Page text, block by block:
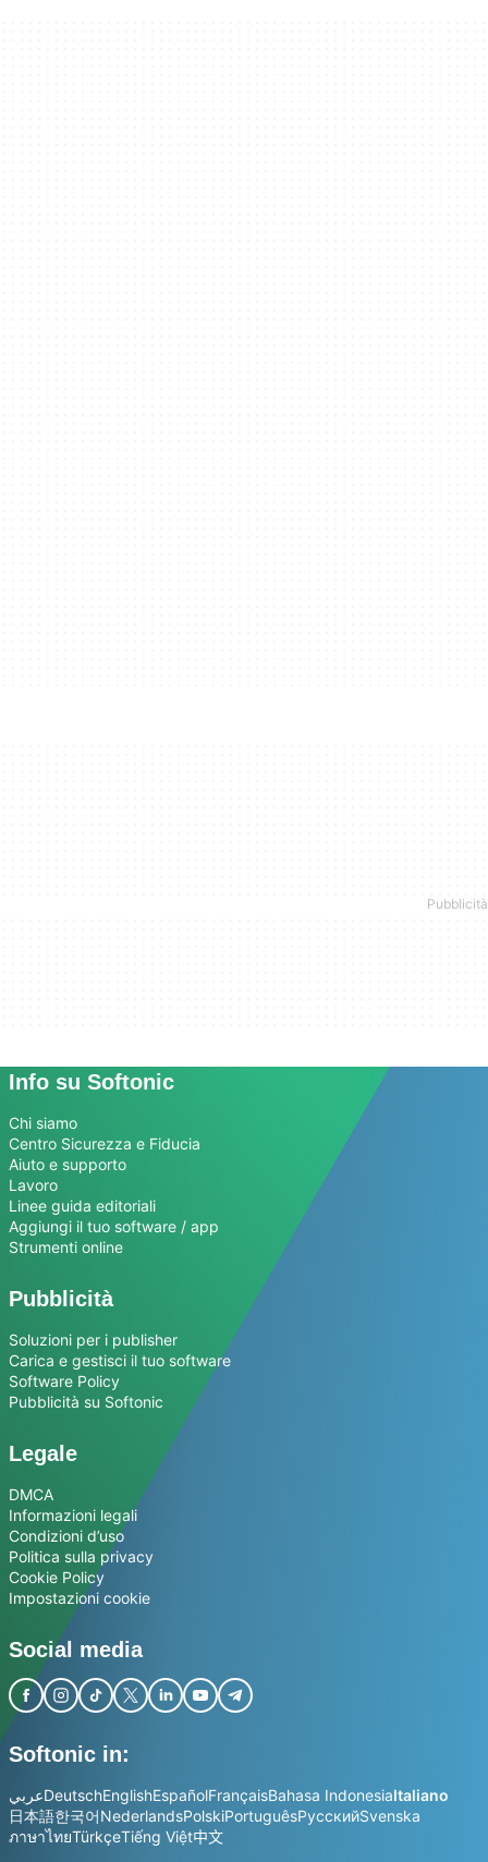
Info su Softonic
Chi siamo
Centro Sicurezza e Fiducia
Aiuto e supporto
Lavoro
Linee guida editoriali
Aggiungi il tuo software / app
Strumenti online
Pubblicità
Soluzioni per i publisher
Carica e gestisci il tuo software
Software Policy
Pubblicità su Softonic
Legale
DMCA
Informazioni legali
Condizioni d’uso
Politica sulla privacy
Cookie Policy
Impostazioni cookie
Social media
Softonic in:
عربيDeutschEnglishEspañolFrançaisBahasa IndonesiaItaliano
日本語한국어NederlandsPolskiPortuguêsРусскийSvenska
ภาษาไทยTürkçeTiếng Việt中文